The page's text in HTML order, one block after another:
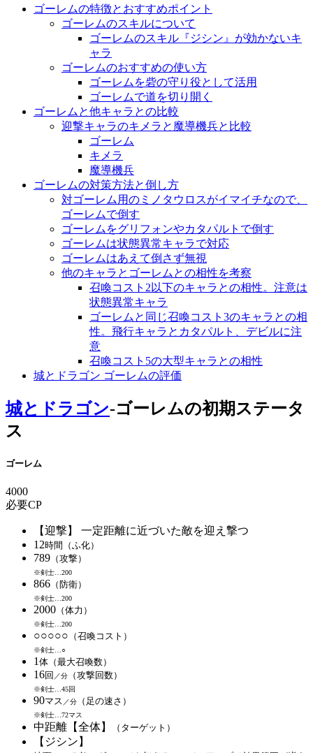
ゴーレムの特徴とおすすめポイント
ゴーレムのスキルについて
ゴーレムのスキル『ジシン』が効かないキ
ャラ
ゴーレムのおすすめの使い方
ゴーレムを砦の守り役として活用
ゴーレムで道を切り開く
ゴーレムと他キャラとの比較
迎撃キャラのキメラと魔導機兵と比較
ゴーレム
キメラ
魔導機兵
ゴーレムの対策方法と倒し方
対ゴーレム用のミノタウロスがイマイチなので、
ゴーレムで倒す
ゴーレムをグリフォンやカタパルトで倒す
ゴーレムは状態異常キャラで対応
ゴーレムはあえて倒さず無視
他のキャラとゴーレムとの相性を考察
召喚コスト2以下のキャラとの相性。注意は
状態異常キャラ
ゴーレムと同じ召喚コスト3のキャラとの相
性。飛行キャラとカタパルト、デビルに注
意
召喚コスト5の大型キャラとの相性
城とドラゴン ゴーレムの評価
城とドラゴン-ゴーレムの初期ステータ
ス
ゴーレム
4000
必要CP
【迎撃】 一定距離に近づいた敵を迎え撃つ
12時間（ふ化）
789 （攻撃）
※剣士…200
866 （防衛）
※剣士…200
2000 （体力）
※剣士…200
○○○○○ （召喚コスト）
※剣士…○
1 体（最大召喚数）
16回 ／分 （攻撃回数）
※剣士…45回
90マス ／分 （足の速さ）
※剣士…72マス
中距離【全体】 （ターゲット）
【ジシン】